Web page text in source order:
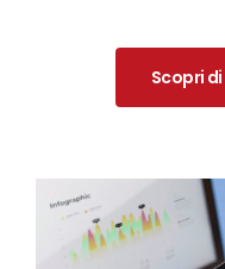
Scopri